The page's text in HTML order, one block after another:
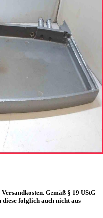
Gemäß § 19 UStG
diese folglich auch nicht aus